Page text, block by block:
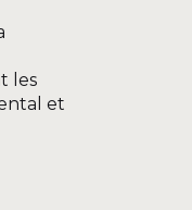
les
et